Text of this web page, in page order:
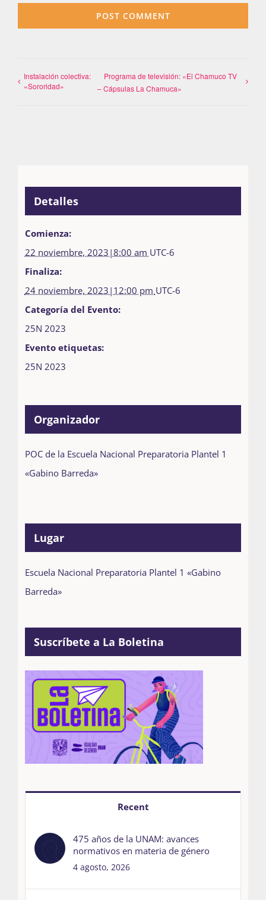
Instalación colectiva:
«Sororidad»
Programa de televisión: «El Chamuco TV
– Cápsulas La Chamuca»
Detalles
Comienza:
22 noviembre, 2023|8:00 am UTC-6
Finaliza:
24 noviembre, 2023|12:00 pm UTC-6
Categoría del Evento:
25N 2023
Evento etiquetas:
25N 2023
Organizador
POC de la Escuela Nacional Preparatoria Plantel 1
«Gabino Barreda»
Lugar
Escuela Nacional Preparatoria Plantel 1 «Gabino
Barreda»
Suscríbete a La Boletina
Recent
475 años de la UNAM: avances
normativos en materia de género
4 agosto, 2026